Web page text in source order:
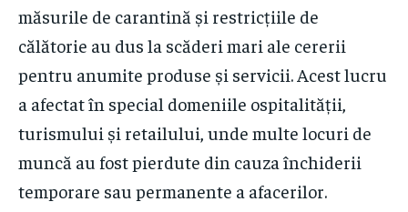
măsurile de carantină și restricțiile de
călătorie au dus la scăderi mari ale cererii
pentru anumite produse și servicii. Acest lucru
a afectat în special domeniile ospitalității,
turismului și retailului, unde multe locuri de
muncă au fost pierdute din cauza închiderii
temporare sau permanente a afacerilor.